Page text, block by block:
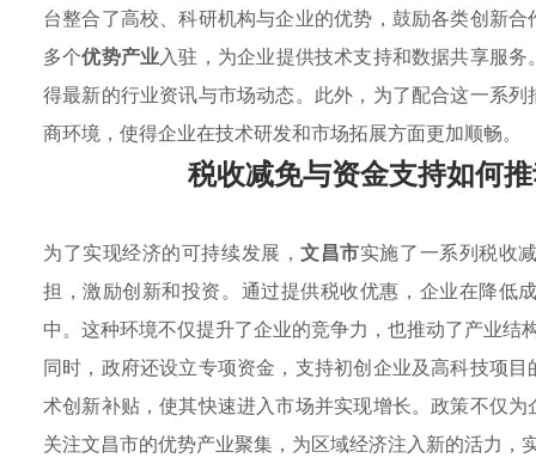
台整合了高校、科研机构与企业的优势，鼓励各类创新
多个优势产业入驻，为企业提供技术支持和数据共享服
得最新的行业资讯与市场动态。此外，为了配合这一系
商环境，使得企业在技术研发和市场拓展方面更加顺畅。
税收减免与资金支持如何
为了实现经济的可持续发展，文昌市实施了一系列税收
担，激励创新和投资。通过提供税收优惠，企业在降低
中。这种环境不仅提升了企业的竞争力，也推动了产业结
同时，政府还设立专项资金，支持初创企业及高科技项
术创新补贴，使其快速进入市场并实现增长。政策不仅
关注文昌市的优势产业聚集，为区域经济注入新的活力，